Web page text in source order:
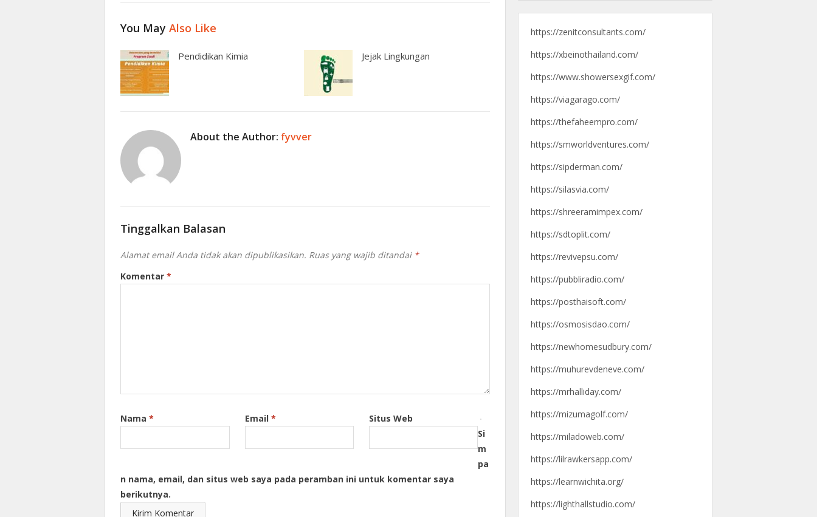
You May Also Like
Pendidikan Kimia Jejak Lingkungan
About the Author: fyvver
Tinggalkan Balasan
Alamat email Anda tidak akan dipublikasikan. Ruas yang wajib ditandai *
Komentar *
Nama * Email *
Situs Web
Si
m
pa
n nama, email, dan situs web saya pada peramban ini untuk komentar saya
berikutnya.
https://zenitconsultants.com/
https://xbeinothailand.com/
https://www.showersexgif.com/
https://viagarago.com/
https://thefaheempro.com/
https://smworldventures.com/
https://sipderman.com/
https://silasvia.com/
https://shreeramimpex.com/
https://sdtoplit.com/
https://revivepsu.com/
https://pubbliradio.com/
https://posthaisoft.com/
https://osmosisdao.com/
https://newhomesudbury.com/
https://muhurevdeneve.com/
https://mrhalliday.com/
https://mizumagolf.com/
https://miladoweb.com/
https://lilrawkersapp.com/
https://learnwichita.org/
https://lighthallstudio.com/